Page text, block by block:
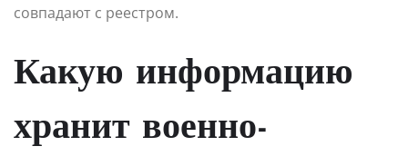
совпадают с реестром.
Какую информацию
хранит военно-